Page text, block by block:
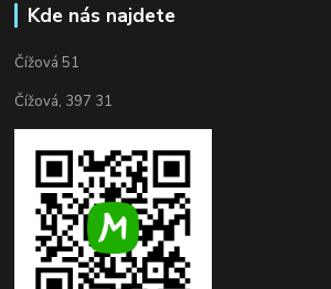
Kde nás najdete
Čížová 51
Čížová, 397 31